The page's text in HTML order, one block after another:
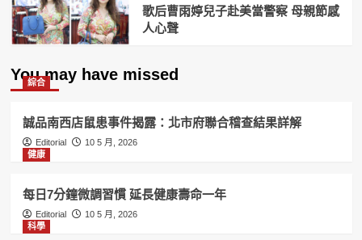
歌后曹雨婷兒子赴美當警察 母親節感
人心聲
You may have missed
綜合
誠品南西店鼠患事件揭露：北市府聯合稽查結果詳解
Editorial
10 5 月, 2026
健康
每日7分鐘微調習慣 延長健康壽命一年
Editorial
10 5 月, 2026
科學